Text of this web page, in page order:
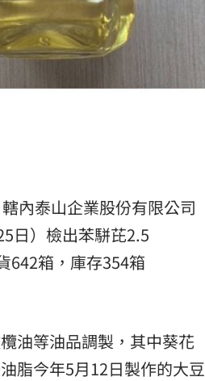
內泰山企業股份有限公司
日）檢出苯駢芘2.5
642箱，庫存354箱
油等油品調製，其中葵花
脂今年5月12日製作的大豆